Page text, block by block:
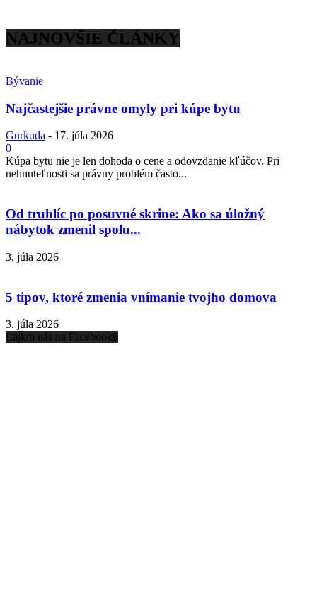
NAJNOVŠIE ČLÁNKY
Bývanie
Najčastejšie právne omyly pri kúpe bytu
Gurkuda - 17. júla 2026
0
Kúpa bytu nie je len dohoda o cene a odovzdanie kľúčov. Pri
nehnuteľnosti sa právny problém často...
Od truhlíc po posuvné skrine: Ako sa úložný
nábytok zmenil spolu...
3. júla 2026
5 tipov, ktoré zmenia vnímanie tvojho domova
3. júla 2026
Lajkni nás na Facebooku